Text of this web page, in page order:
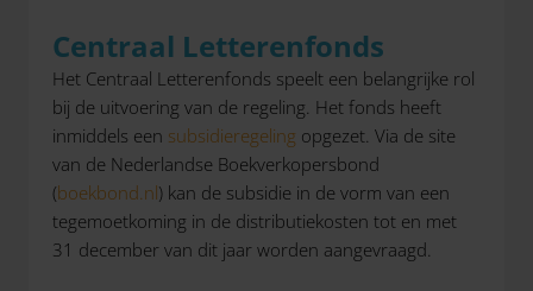
Centraal Letterenfonds
Het Centraal Letterenfonds speelt een belangrijke rol
bij de uitvoering van de regeling. Het fonds heeft
inmiddels een subsidieregeling opgezet. Via de site
van de Nederlandse Boekverkopersbond
(boekbond.nl) kan de subsidie in de vorm van een
tegemoetkoming in de distributiekosten tot en met
31 december van dit jaar worden aangevraagd.